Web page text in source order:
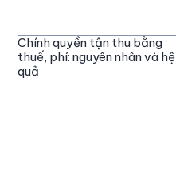
Chính quyền tận thu bằng
thuế, phí: nguyên nhân và hệ
quả